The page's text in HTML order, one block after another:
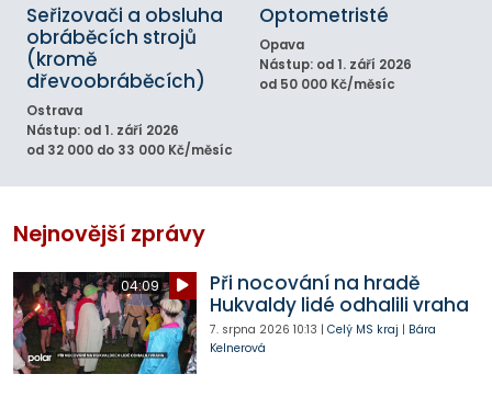
Seřizovači a obsluha
obráběcích strojů
(kromě
dřevoobráběcích)
Ostrava
Nástup: od 1. září 2026
od 32 000 do 33 000 Kč/měsíc
Optometristé
Opava
Nástup: od 1. září 2026
od 50 000 Kč/měsíc
Nejnovější zprávy
04:09
Při nocování na hradě
Hukvaldy lidé odhalili vraha
7. srpna 2026 10:13 | Celý MS kraj | Bára
Kelnerová